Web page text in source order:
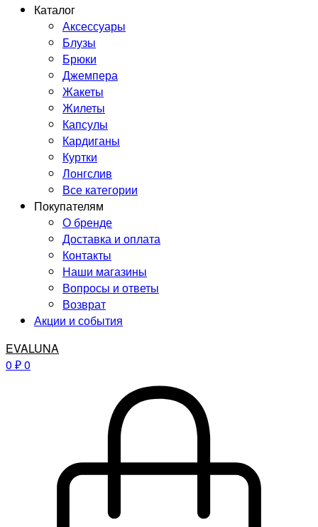
Каталог
Аксессуары
Блузы
Брюки
Джемпера
Жакеты
Жилеты
Капсулы
Кардиганы
Куртки
Лонгслив
Все категории
Покупателям
О бренде
Доставка и оплата
Контакты
Наши магазины
Вопросы и ответы
Возврат
Акции и события
EVALUNA
0 ₽0